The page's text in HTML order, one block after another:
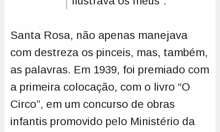
Santa Rosa, não apenas manejava
com destreza os pinceis, mas, também,
as palavras. Em 1939, foi premiado com
a primeira colocação, com o livro “O
Circo”, em um concurso de obras
infantis promovido pelo Ministério da